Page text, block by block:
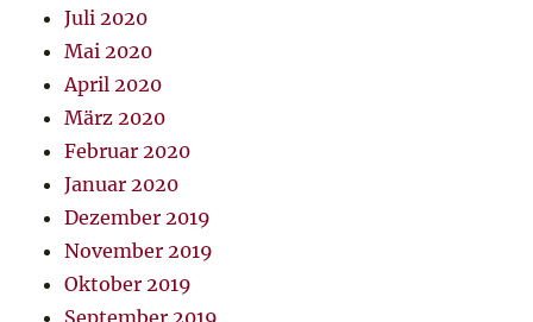
Juli 2020
Mai 2020
April 2020
März 2020
Februar 2020
Januar 2020
Dezember 2019
November 2019
Oktober 2019